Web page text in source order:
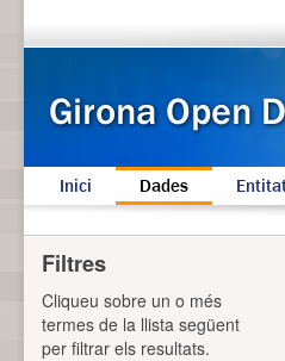
Inici Dades
Filtres
Cliqueu sobre un o més
termes de la llista següent
per filtrar els resultats.